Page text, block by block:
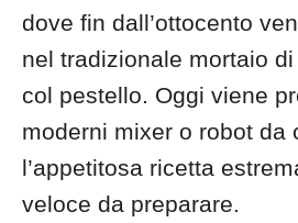
dove fin dall’ottocento
nel tradizionale mortaio
col pestello. Oggi viene
moderni mixer o robot da
l’appetitosa ricetta
veloce da preparare.